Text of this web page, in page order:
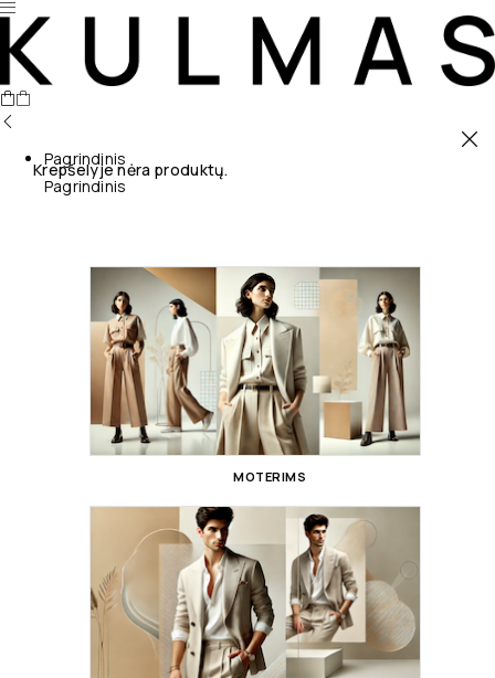
Krepšelyje nėra produktų.
Pagrindinis
Pagrindinis
MOTERIMS